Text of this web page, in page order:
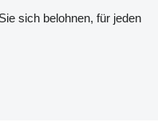
sich belohnen, für jeden